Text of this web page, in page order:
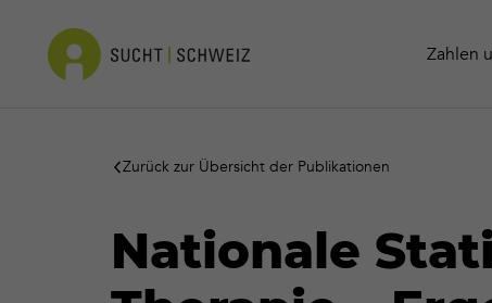
Zahlen
Kokain
Kontakt
Zurück zur Übersicht der Publikationen
Nationale